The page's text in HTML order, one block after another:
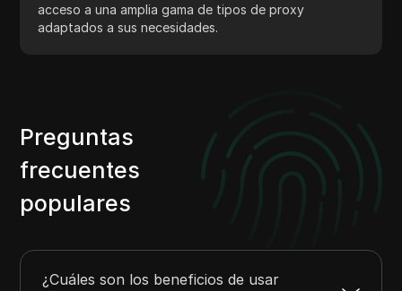
acceso a una amplia gama de tipos de proxy
adaptados a sus necesidades.
Preguntas
frecuentes
populares
¿Cuáles son los beneficios de usar